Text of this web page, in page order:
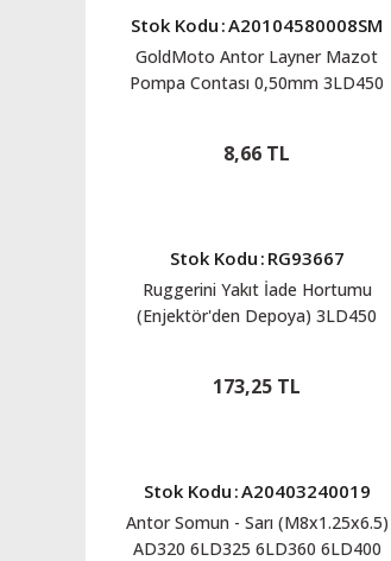
Stok Kodu :A20104580008SM
GoldMoto Antor Layner Mazot
Pompa Contası 0,50mm 3LD450
8,66 TL
Stok Kodu : RG93667
Ruggerini Yakıt İade Hortumu
(Enjektör'den Depoya) 3LD450
173,25 TL
Stok Kodu :A20403240019
Antor Somun - Sarı (M8x1.25x6.5)
AD320 6LD325 6LD360 6LD400